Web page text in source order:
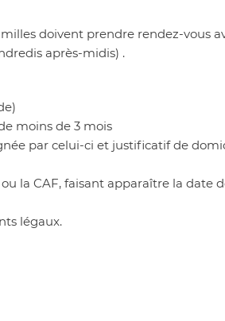
doivent prendre rendez-vous
après-midis) .
moins de 3 mois
par celui-ci et justificatif de
la CAF, faisant apparaître la date
légaux.